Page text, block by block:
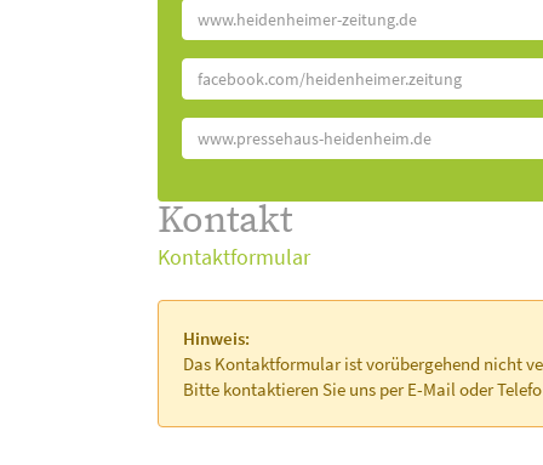
www.heidenheimer-zeitung.de
facebook.com/heidenheimer.zeitung
www.pressehaus-heidenheim.de
Kontakt
Kontaktformular
Hinweis:
Das Kontaktformular ist vorübergehend nicht
Bitte kontaktieren Sie uns per E-Mail oder